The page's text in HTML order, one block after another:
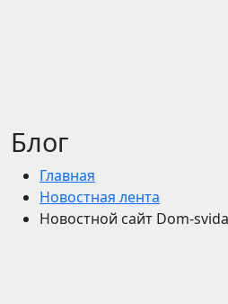
Блог
Главная
Новостная лента
Новостной сайт Dom-